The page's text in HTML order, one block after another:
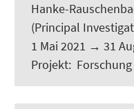
Hanke-
(Principal
1 Mai 2021 → 31
Projekt: Forschung